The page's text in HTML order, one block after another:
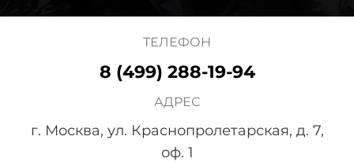
ТЕЛЕФОН
8 (499) 288-19-94
АДРЕС
г. Москва, ул. Краснопролетарская, д. 7,
оф. 1